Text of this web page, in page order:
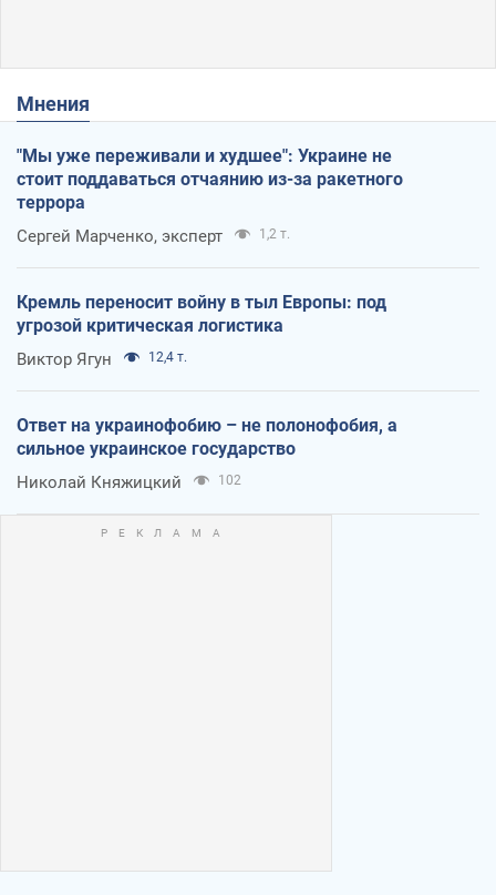
Мнения
"Мы уже переживали и худшее": Украине не
стоит поддаваться отчаянию из-за ракетного
террора
Сергей Марченко, эксперт 1,2 т.
Кремль переносит войну в тыл Европы: под
угрозой критическая логистика
Виктор Ягун 12,4 т.
Ответ на украинофобию – не полонофобия, а
сильное украинское государство
Николай Княжицкий 102